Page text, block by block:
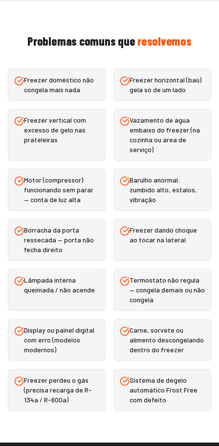
Problemas comuns que resolvemos
Freezer doméstico não
congela mais nada
Freezer horizontal (baú)
gela só de um lado
Freezer vertical com
excesso de gelo nas
prateleiras
Vazamento de água
embaixo do freezer (na
cozinha ou área de
serviço)
Motor (compressor)
funcionando sem parar
— conta de luz alta
Barulho anormal:
zumbido alto, estalos,
vibração
Borracha da porta
ressecada — porta não
fecha direito
Freezer dando choque
ao tocar na lateral
Lâmpada interna
queimada / não acende
Termostato não regula
— congela demais ou não
congela
Display ou painel digital
com erro (modelos
modernos)
Carne, sorvete ou
alimento descongelando
dentro do freezer
Freezer perdeu o gás
(precisa recarga de R-
134a / R-600a)
Sistema de degelo
automático Frost Free
com defeito